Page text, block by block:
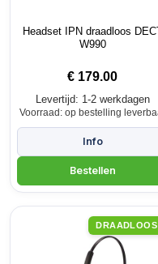
Headset IPN draadloos
W990
€ 179.00
Levertijd: 1-2 werkdagen
Voorraad: op bestelling
DRAADLOOS